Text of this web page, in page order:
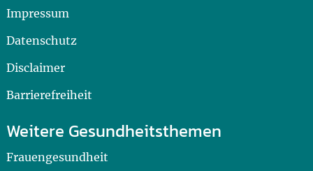
Impressum
Datenschutz
Disclaimer
Barrierefreiheit
Weitere Gesundheitsthemen
Frauengesundheit